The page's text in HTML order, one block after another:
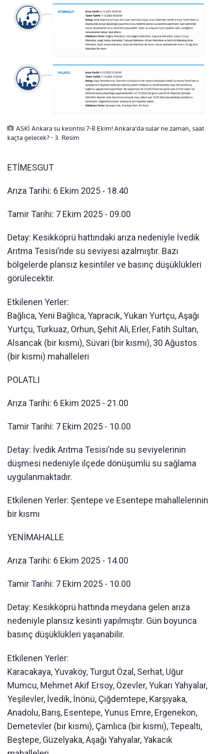
ASKİ Ankara su kesintisi 7-8 Ekim! Ankara'da sular ne zaman, saat
kaçta gelecek? - 3. Resim
ETİMESGUT
Arıza Tarihi: 6 Ekim 2025 - 18.40
Tamir Tarihi: 7 Ekim 2025 - 09.00
Detay: Kesikköprü hattındaki arıza nedeniyle İvedik
Arıtma Tesisi’nde su seviyesi azalmıştır. Bazı
bölgelerde plansız kesintiler ve basınç düşüklükleri
görülecektir.
Etkilenen Yerler:
Bağlıca, Yeni Bağlıca, Yapracık, Yukarı Yurtçu, Aşağı
Yurtçu, Turkuaz, Orhun, Şehit Ali, Erler, Fatih Sultan,
Alsancak (bir kısmı), Süvari (bir kısmı), 30 Ağustos
(bir kısmı) mahalleleri
POLATLI
Arıza Tarihi: 6 Ekim 2025 - 21.00
Tamir Tarihi: 7 Ekim 2025 - 10.00
Detay: İvedik Arıtma Tesisi’nde su seviyelerinin
düşmesi nedeniyle ilçede dönüşümlü su sağlama
uygulanmaktadır.
Etkilenen Yerler: Şentepe ve Esentepe mahallelerinin
bir kısmı
YENİMAHALLE
Arıza Tarihi: 6 Ekim 2025 - 14.00
Tamir Tarihi: 7 Ekim 2025 - 10.00
Detay: Kesikköprü hattında meydana gelen arıza
nedeniyle plansız kesinti yapılmıştır. Gün boyunca
basınç düşüklükleri yaşanabilir.
Etkilenen Yerler:
Karacakaya, Yuvaköy, Turgut Özal, Serhat, Uğur
Mumcu, Mehmet Akif Ersoy, Özevler, Yukarı Yahyalar,
Yeşilevler, İvedik, İnönü, Çiğdemtepe, Karşıyaka,
Anadolu, Barış, Esentepe, Yunus Emre, Ergenekon,
Demetevler (bir kısmı), Çamlıca (bir kısmı), Tepealtı,
Beştepe, Güzelyaka, Aşağı Yahyalar, Yakacık